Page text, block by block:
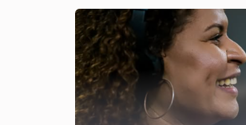
MEMÓRIA
Semana de Jornalismo
TCCs